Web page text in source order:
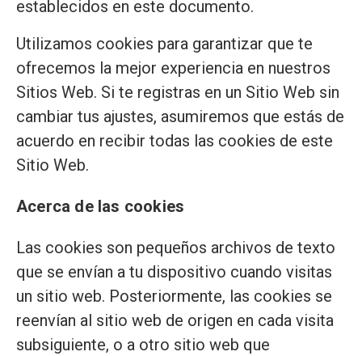
establecidos en este documento.
Utilizamos cookies para garantizar que te
ofrecemos la mejor experiencia en nuestros
Sitios Web. Si te registras en un Sitio Web sin
cambiar tus ajustes, asumiremos que estás de
acuerdo en recibir todas las cookies de este
Sitio Web.
Acerca de las cookies
Las cookies son pequeños archivos de texto
que se envían a tu dispositivo cuando visitas
un sitio web. Posteriormente, las cookies se
reenvían al sitio web de origen en cada visita
subsiguiente, o a otro sitio web que